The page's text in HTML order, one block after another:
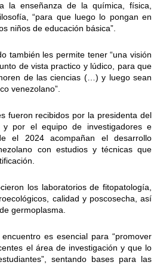
la enseñanza de la química, física,
“para que luego lo pongan en
niños de educación básica”.
también les permite tener “una visión
de vista practico y lúdico, para que
de las ciencias (…) y luego sean
venezolano”.
fueron recibidos por la presidenta del
y por el equipo de investigadores e
el 2024 acompañan el desarrollo
con estudios y técnicas que
los laboratorios de fitopatología,
calidad y poscosecha, así
germoplasma.
es esencial para “promover
el área de investigación y que lo
sentando bases para las